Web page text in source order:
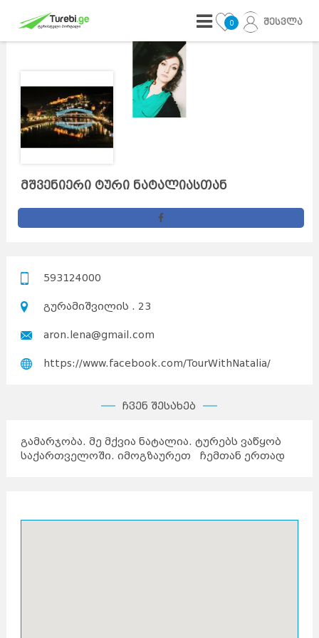
0 შესვლა
მშვენიერი ტური ნატალიასთან
593124000
გურამიშვილის . 23
aron.lena@gmail.com
https://www.facebook.com/TourWithNatalia/
ჩვენ შესახებ
გამარჯობა. მე მქვია ნატალია. ტურებს ვაწყობ
საქართველოში. იმოგზაურეთ ჩემთან ერთად